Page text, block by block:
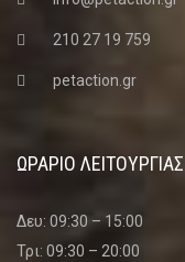
210 27 19 759
petaction.gr
ΩΡΑΡΙΟ ΛΕΙΤΟΥΡΓΙΑΣ
Δευ: 09:30 – 15:00
Τρι: 09:30 – 20:00